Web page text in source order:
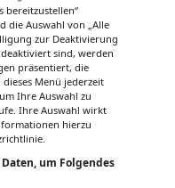
bereitzustellen“
die Auswahl von „Alle
zur Deaktivierung
sind, werden
präsentiert, die
Menü jederzeit
Ihre Auswahl zu
Ihre Auswahl wirkt
hierzu
um Folgendes